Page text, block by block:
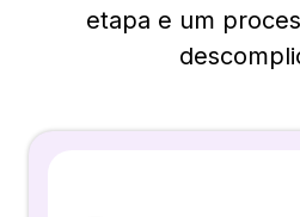
etapa e um